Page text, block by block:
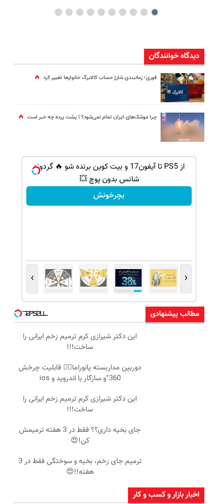
دیدگاه خوانندگان
فوری؛ زمانبندی‌ شارژ حساب کالابرگ خانوارها تغییر کرد
چرا موشک‌های ایران تمام نمی‌شود؟ | پشت پرده چه خبر است
از PS5 تا آیفون17 و بیت کوین برنده شو 🔥 گردونه
شانس بدون پوچ 💥
بچرخونش
‹
›
مطالب پیشنهادی
این دکتر شیرازی کرم ترمیم زخم ایرانی را
ساخت!!!
دوربین مداربسته پانوراما👈🏻 قابلیت چرخش
360°و سازگار با اندروید و ios
این دکتر شیرازی کرم ترمیم زخم ایرانی را
ساخت!!!
جای بخیه داری؟؟ فقط در 3 هفته ترمیمش
کن!😍
ترمیم جای زخم، بخیه و سوختگی فقط در 3
هفته!!😍
اخبار بازار و کسب و کار